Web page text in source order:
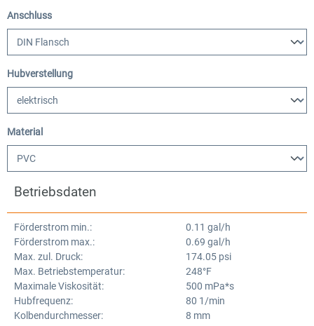
Anschlussauswählen
Hubverstellungauswählen
Materialauswählen
Betriebsdaten
Förderstrom min.:
Förderstrom max.:
Max. zul. Druck:
Max. Betriebstemperatur:
Maximale Viskosität:
Hubfrequenz:
Kolbendurchmesser:
0.11 gal/h
0.69 gal/h
174.05 psi
248°F
500 mPa*s
80 1/min
8 mm